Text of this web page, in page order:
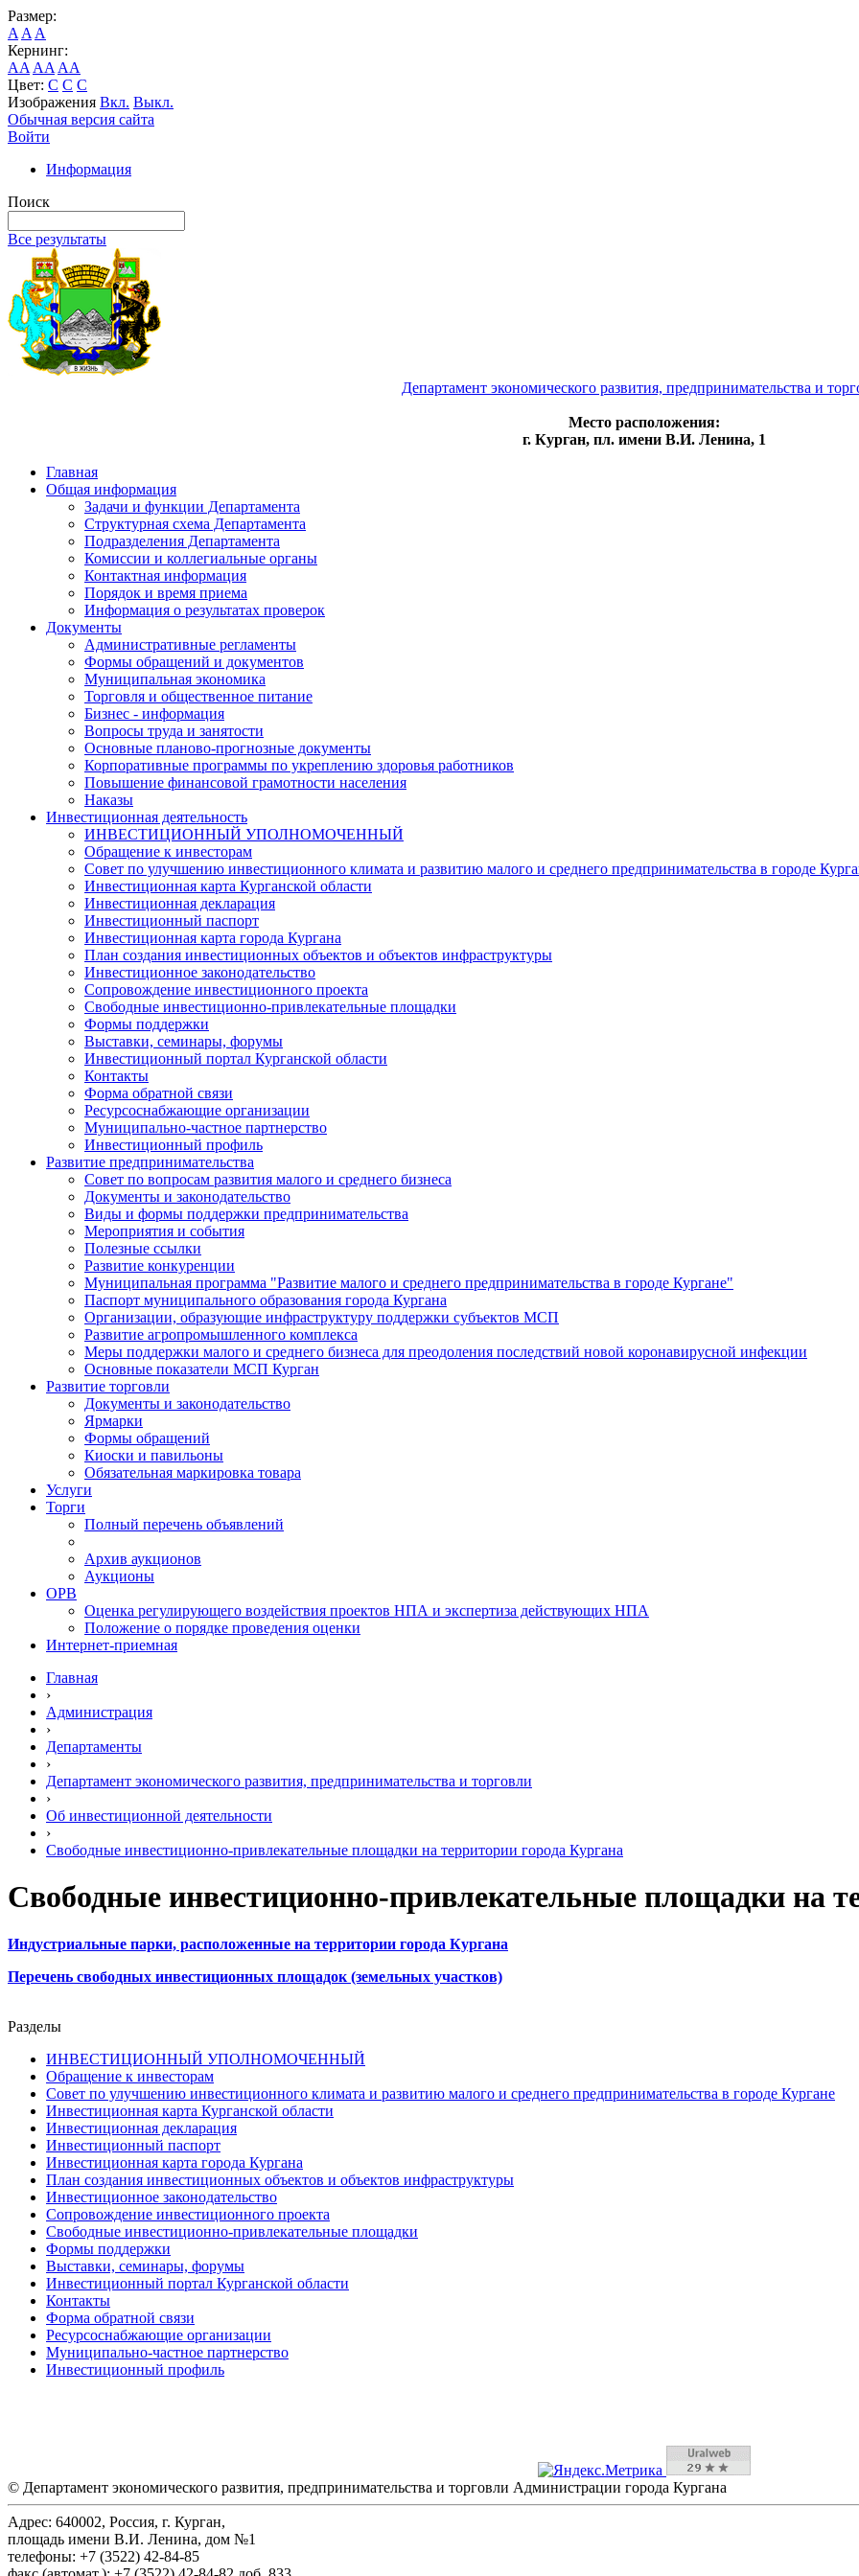
Размер:
A A A
Кернинг:
AA AA AA
Цвет: C C C
Изображения Вкл. Выкл.
Обычная версия сайта
Войти
Информация
Поиск
Все результаты
Департамент экономического развития, предпринимательства и
Место расположения:
г. Курган, пл. имени В.И. Ленина, 1
Главная
Общая информация
Задачи и функции Департамента
Структурная схема Департамента
Подразделения Департамента
Комиссии и коллегиальные органы
Контактная информация
Порядок и время приема
Информация о результатах проверок
Документы
Административные регламенты
Формы обращений и документов
Муниципальная экономика
Торговля и общественное питание
Бизнес - информация
Вопросы труда и занятости
Основные планово-прогнозные документы
Корпоративные программы по укреплению здоровья работников
Повышение финансовой грамотности населения
Наказы
Инвестиционная деятельность
ИНВЕСТИЦИОННЫЙ УПОЛНОМОЧЕННЫЙ
Обращение к инвесторам
Совет по улучшению инвестиционного климата и развитию малого и среднего предпринимательства в городе
Инвестиционная карта Курганской области
Инвестиционная декларация
Инвестиционный паспорт
Инвестиционная карта города Кургана
План создания инвестиционных объектов и объектов инфраструктуры
Инвестиционное законодательство
Сопровождение инвестиционного проекта
Свободные инвестиционно-привлекательные площадки
Формы поддержки
Выставки, семинары, форумы
Инвестиционный портал Курганской области
Контакты
Форма обратной связи
Ресурсоснабжающие организации
Муниципально-частное партнерство
Инвестиционный профиль
Развитие предпринимательства
Совет по вопросам развития малого и среднего бизнеса
Документы и законодательство
Виды и формы поддержки предпринимательства
Мероприятия и события
Полезные ссылки
Развитие конкуренции
Муниципальная программа "Развитие малого и среднего предпринимательства в городе Кургане"
Паспорт муниципального образования города Кургана
Организации, образующие инфраструктуру поддержки субъектов МСП
Развитие агропромышленного комплекса
Меры поддержки малого и среднего бизнеса для преодоления последствий новой коронавирусной инфекции
Основные показатели МСП Курган
Развитие торговли
Документы и законодательство
Ярмарки
Формы обращений
Киоски и павильоны
Обязательная маркировка товара
Услуги
Торги
Полный перечень объявлений
Архив аукционов
Аукционы
ОРВ
Оценка регулирующего воздействия проектов НПА и экспертиза действующих НПА
Положение о порядке проведения оценки
Интернет-приемная
Главная
›
Администрация
›
Департаменты
›
Департамент экономического развития, предпринимательства и торговли
›
Об инвестиционной деятельности
›
Свободные инвестиционно-привлекательные площадки на территории города Кургана
Свободные инвестиционно-привлекательные площадки на
Индустриальные парки, расположенные на территории города Кургана
Перечень свободных инвестиционных площадок (земельных участков)
Разделы
ИНВЕСТИЦИОННЫЙ УПОЛНОМОЧЕННЫЙ
Обращение к инвесторам
Совет по улучшению инвестиционного климата и развитию малого и среднего предпринимательства в городе Кургане
Инвестиционная карта Курганской области
Инвестиционная декларация
Инвестиционный паспорт
Инвестиционная карта города Кургана
План создания инвестиционных объектов и объектов инфраструктуры
Инвестиционное законодательство
Сопровождение инвестиционного проекта
Свободные инвестиционно-привлекательные площадки
Формы поддержки
Выставки, семинары, форумы
Инвестиционный портал Курганской области
Контакты
Форма обратной связи
Ресурсоснабжающие организации
Муниципально-частное партнерство
Инвестиционный профиль
© Департамент экономического развития, предпринимательства и торговли Администрации города Кургана
Адрес: 640002, Россия, г. Курган,
площадь имени В.И. Ленина, дом №1
телефоны: +7 (3522) 42-84-85